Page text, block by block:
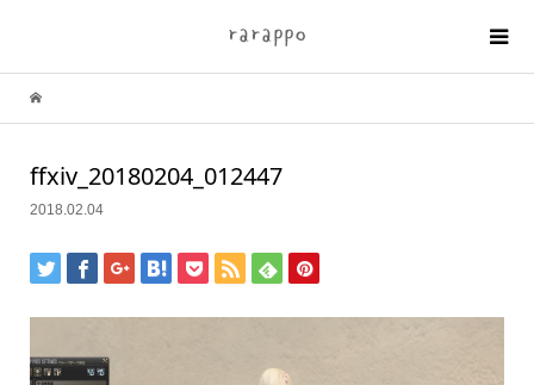
ffxiv_20180204_012447
2018.02.04